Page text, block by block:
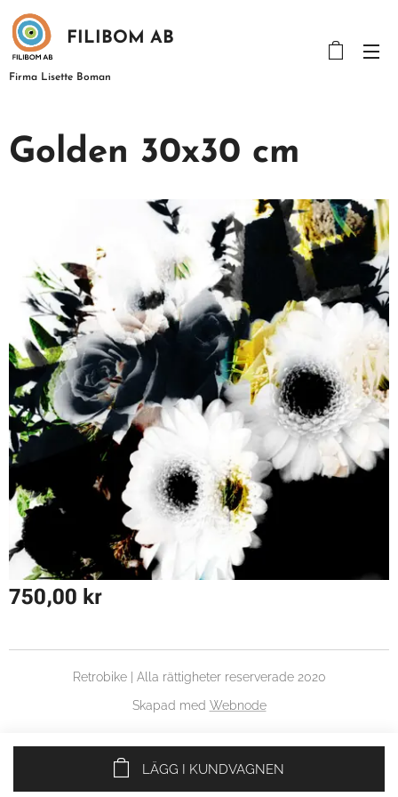
FILIBOM AB
Firma Lisette Boman
Golden 30x30 cm
750,00 kr
LÄGG I KUNDVAGNEN
Retrobike | Alla rättigheter reserverade 2020
Skapad med Webnode